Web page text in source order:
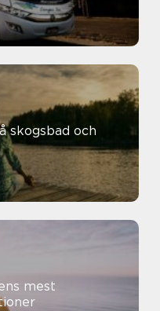
skogsbad och
mest